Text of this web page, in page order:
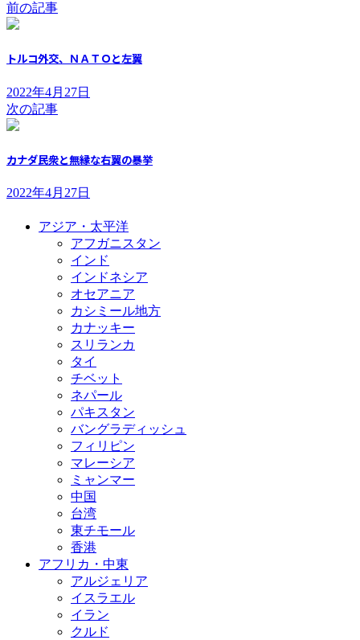
前の記事
トルコ外交、ＮＡＴＯと左翼
2022年4月27日
次の記事
カナダ民衆と無縁な右翼の暴挙
2022年4月27日
アジア・太平洋
アフガニスタン
インド
インドネシア
オセアニア
カシミール地方
カナッキー
スリランカ
タイ
チベット
ネパール
パキスタン
バングラディッシュ
フィリピン
マレーシア
ミャンマー
中国
台湾
東チモール
香港
アフリカ・中東
アルジェリア
イスラエル
イラン
クルド